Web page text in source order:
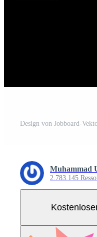
Design von Jobboard-
Muhammad
2.783.145